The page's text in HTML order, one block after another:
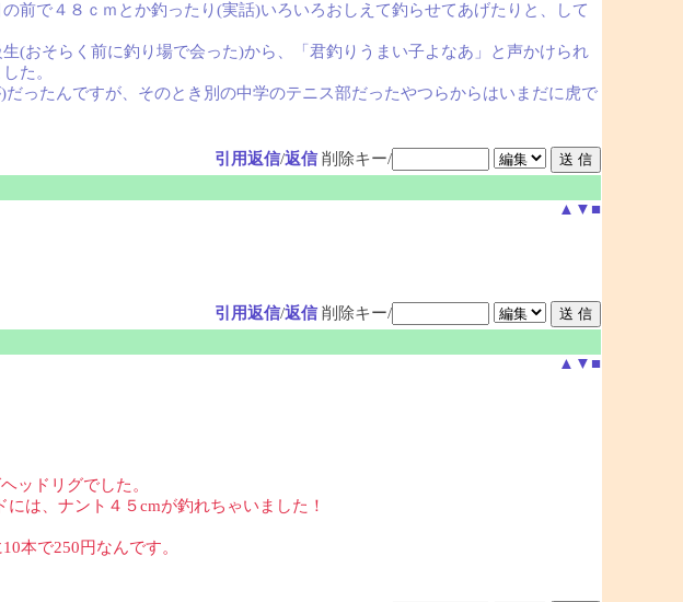
前で４８ｃｍとか釣ったり(実話)いろいろおしえて釣らせてあげたりと、して
(おそらく前に釣り場で会った)から、「君釣りうまい子よなあ」と声かけられ
た。
ったんですが、そのとき別の中学のテニス部だったやつらからはいまだに虎で
引用返信/返信 削除キー/
▲ ▼ ■
引用返信/返信 削除キー/
▲ ▼ ■
ッドリグでした。
は、ナント４５cmが釣れちゃいました！
本で250円なんです。